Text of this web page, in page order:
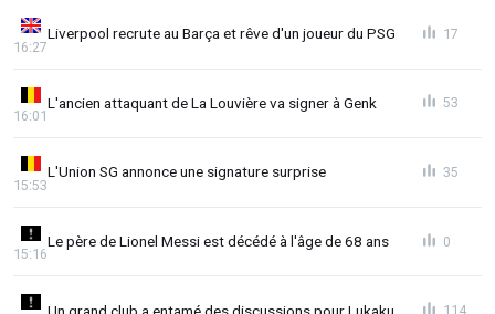
Liverpool recrute au Barça et rêve d'un joueur du PSG
16:27
17
L'ancien attaquant de La Louvière va signer à Genk
16:01
53
L'Union SG annonce une signature surprise
15:53
35
Le père de Lionel Messi est décédé à l'âge de 68 ans
15:16
0
Un grand club a entamé des discussions pour Lukaku 114